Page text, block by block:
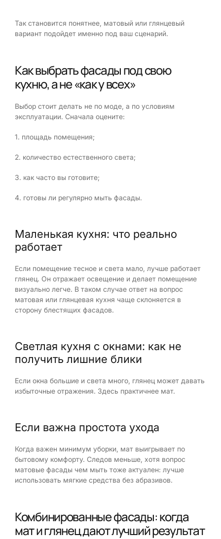
Так становится понятнее, матовый или глянцевый
вариант подойдет именно под ваш сценарий.
Как выбрать фасады под свою
кухню, а не «как у всех»
Выбор стоит делать не по моде, а по условиям
эксплуатации. Сначала оцените:
1. площадь помещения;
2. количество естественного света;
3. как часто вы готовите;
4. готовы ли регулярно мыть фасады.
Маленькая кухня: что реально
работает
Если помещение тесное и света мало, лучше работает
глянец. Он отражает освещение и делает помещение
визуально легче. В таком случае ответ на вопрос
матовая или глянцевая кухня чаще склоняется в
сторону блестящих фасадов.
Светлая кухня с окнами: как не
получить лишние блики
Если окна большие и света много, глянец может давать
избыточные отражения. Здесь практичнее мат.
Если важна простота ухода
Когда важен минимум уборки, мат выигрывает по
бытовому комфорту. Следов меньше, хотя вопрос
матовые фасады чем мыть тоже актуален: лучше
использовать мягкие средства без абразивов.
Комбинированные фасады: когда
мат и глянец дают лучший результат